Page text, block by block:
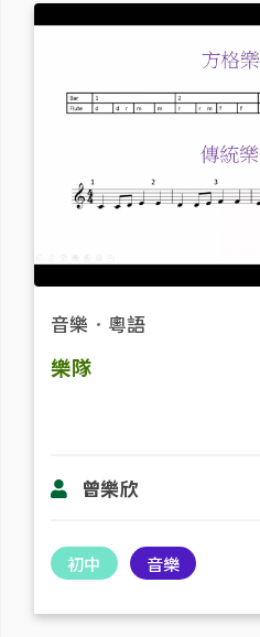
音樂 ． 粵語
樂隊
曾樂欣
初中 音樂